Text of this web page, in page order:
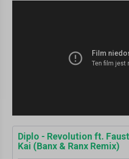
Diplo - Revolution ft.
Kai (Banx & Ranx Remix)